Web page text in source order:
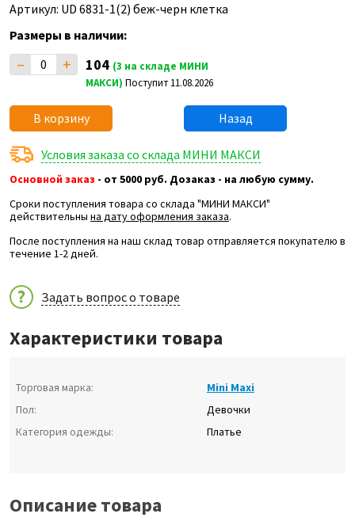
Артикул: UD 6831-1(2) беж-черн клетка
Размеры в наличии:
– + 104 (3 на складе МИНИ
МАКСИ) Поступит 11.08.2026
В корзину Назад
Условия заказа со склада МИНИ МАКСИ
Основной заказ - от 5000 руб. Дозаказ - на любую сумму.
Сроки поступления товара со склада "МИНИ МАКСИ"
действительны на дату оформления заказа.
После поступления на наш склад товар отправляется покупателю в
течение 1-2 дней.
Задать вопрос о товаре
Характеристики товара
Торговая марка:
Mini Maxi
Пол:
Девочки
Категория одежды:
Платье
Описание товара